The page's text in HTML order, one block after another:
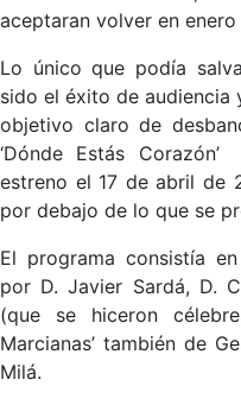
aceptaran volver en
Lo único que podía
sido el éxito de audiencia
objetivo claro de
‘Dónde Estás
estreno el 17 de abril de
por debajo de lo que se
El programa consistía
por D. Javier Sardá, D.
(que se hiceron
Marcianas’ también de
Milá.